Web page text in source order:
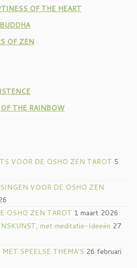
OF THE HEART
OF ZEN
THE RAINBOW
VOOR DE OSHO ZEN TAROT 5
VOOR DE OSHO ZEN
OSHO ZEN TAROT 1 maart 2026
met meditatie-Ideeën 27
SPEELSE THEMA’S 26 februari